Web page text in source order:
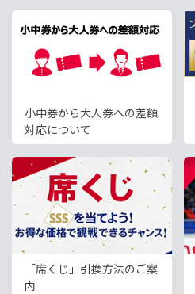
ゲームチケット販売のお知
らせ
小中券から大人券への差額
対応について
「席くじ」引換方法のご案
内